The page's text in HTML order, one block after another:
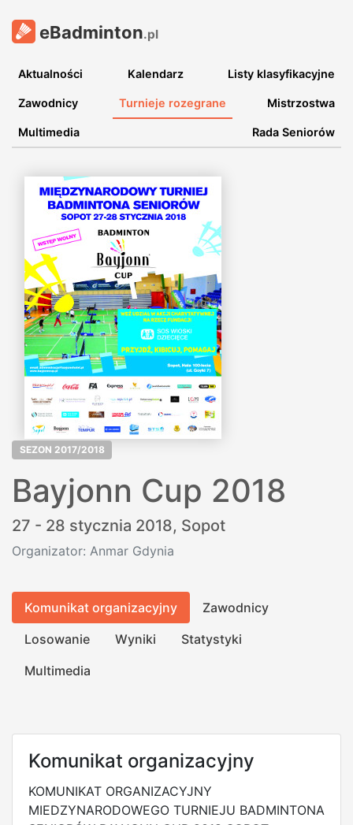
eBadminton.pl
Aktualności Kalendarz Listy klasyfikacyjne
Zawodnicy Turnieje rozegrane Mistrzostwa
Multimedia Rada Seniorów
SEZON 2017/2018
Bayjonn Cup 2018
27 - 28 stycznia 2018, Sopot
Organizator: Anmar Gdynia
Komunikat organizacyjny
Zawodnicy
Losowanie
Wyniki
Statystyki
Multimedia
Komunikat organizacyjny
KOMUNIKAT ORGANIZACYJNY
MIEDZYNARODOWEGO TURNIEJU BADMINTONA